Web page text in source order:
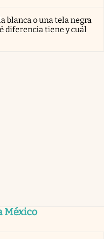
blanca o una tela negra
diferencia tiene y cuál
México